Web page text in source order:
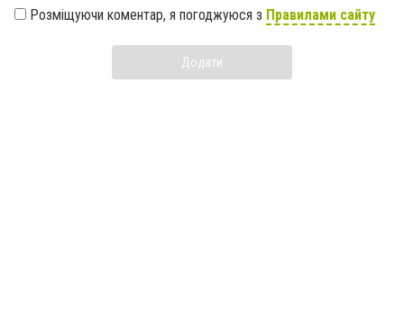
Розміщуючи коментар, я погоджуюся з Правилами сайту
Додати